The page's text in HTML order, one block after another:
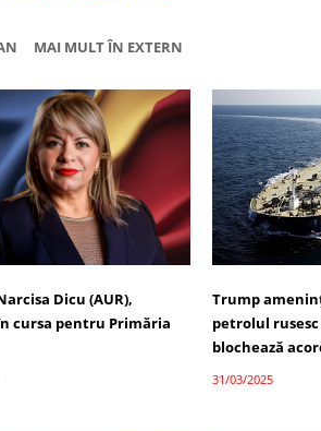
MAI MULT ÎN EXTERN
Dicu (AUR),
cursa pentru Primăria
Trump
petrolul rusesc
blochează
31/03/2025